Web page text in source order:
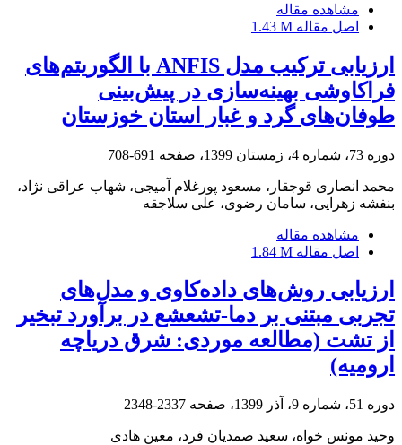
مشاهده مقاله
اصل مقاله 1.43 M
ارزیابی ترکیب مدل ANFIS با الگوریتم‌های
فراکاوشی بهینه‌سازی در پیش‌بینی
طوفان‌های گرد و غبار استان خوزستان
دوره 73، شماره 4، زمستان 1399، صفحه 691-708
محمد انصاری قوجقار، مسعود پورغلام آمیجی، شهاب عراقی نژاد،
بنفشه زهرایی، سامان رضوی، علی سلاجقه
مشاهده مقاله
اصل مقاله 1.84 M
ارزیابی روش‌های داده‌کاوی و مدل‌های
تجربی مبتنی بر دما-تشعشع در برآورد تبخیر
از تشت (مطالعه موردی: شرق دریاچه
ارومیه)
دوره 51، شماره 9، آذر 1399، صفحه 2337-2348
وحید مونس خواه، سعید صمدیان فرد، معین هادی